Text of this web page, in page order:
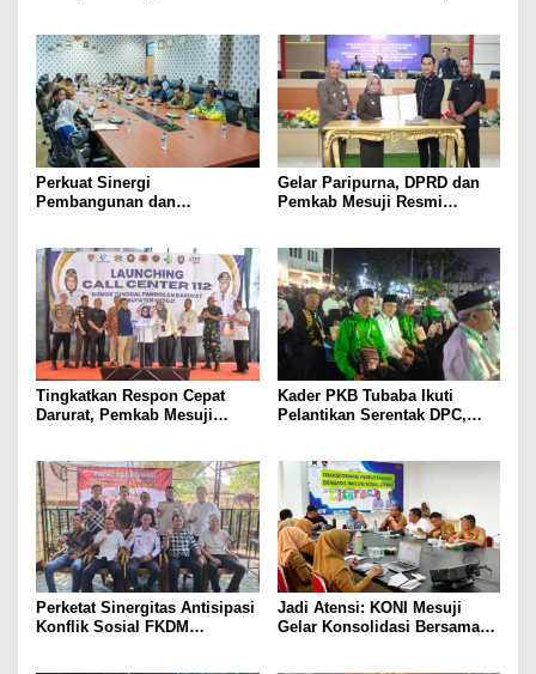
Soeratin Cup Piala Gubernur
Lampung
Pengolahan Pangan PT
Biomedika Nusantara Indah
Mesuji
Perkuat Sinergi
Pembangunan dan
Forkopimda
Gelar Paripurna, DPRD dan
Pemkab Mesuji Resmi
2025
Tingkatkan Respon Cepat
Darurat, Pemkab Mesuji
Kader PKB Tubaba Ikuti
Pelantikan Serentak DPC,
Perketat Sinergitas Antisipasi
Konflik Sosial FKDM
Jadi Atensi: KONI Mesuji
Gelar Konsolidasi Bersama